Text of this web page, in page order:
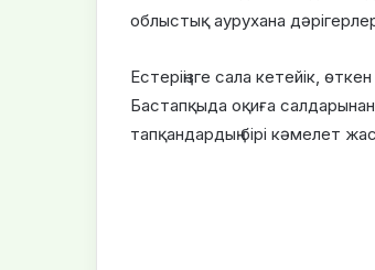
облыстық аурухана
Естеріңізге сала кетейік,
Бастапқыда оқиға
тапқандардың бірі кәмелет